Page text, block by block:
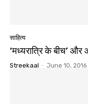
साहित्य
‘मध्यरात्रि के बीच’ और
Streekaal - June 10, 2016